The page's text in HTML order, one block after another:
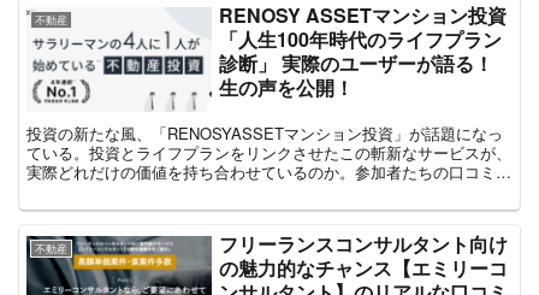
不動産
RENOSY ASSETマンション投資
「人生100年時代のライフプラン
診断」 実際のユーザーが語る！
生の声を公開！
投資の新たな風、「RENOSYASSETマンション投資​」が話題になっ
ている。投資とライフプランをリンクさせたこの斬新なサービスが、
実際どれだけの価値を持ち合わせているのか。参加者たちの口コミを
不動産
フリーランスコンサルタント向け
の魅力的なチャンス【エミリーコ